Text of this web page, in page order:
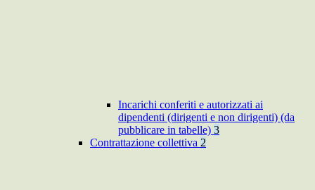
Incarichi conferiti e autorizzati ai
dipendenti (dirigenti e non dirigenti) (da
pubblicare in tabelle) 3
Contrattazione collettiva 2